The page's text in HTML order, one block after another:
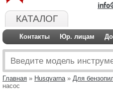
КАТАЛОГ
Контакты Юр. лицам
Главная » Husqvarna» Для
насос